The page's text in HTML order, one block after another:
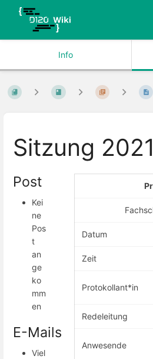
Info
Sitzung
Datum
Zeit
Protokollant*in
Redeleitung
Anwesende
Post
Kei
ne
Pos
t
an
ge
ko
mm
en
E-Mails
Viel